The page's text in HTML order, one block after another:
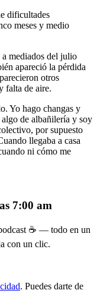
dificultades
meses y medio
mediados del julio
apareció la pérdida
otros
falta de aire.
Yo hago changas y
de albañilería y soy
por supuesto
llegaba a casa
ni cómo me
7:00 am
☕ — todo en un
con un clic.
. Puedes darte de